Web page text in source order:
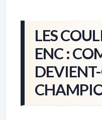
LES
ENC :